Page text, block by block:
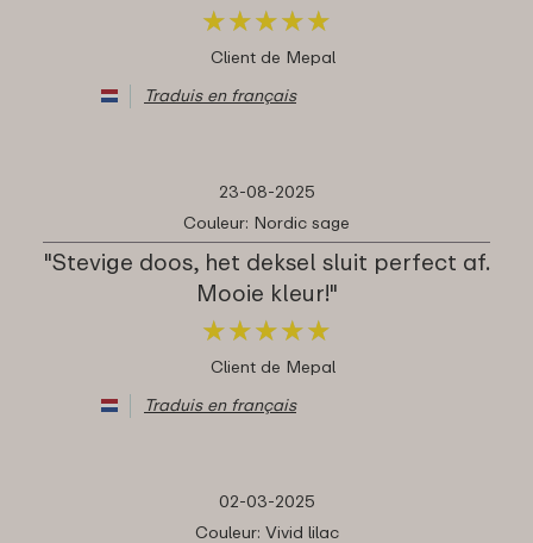
★★★★★
★★★★★
Client de Mepal
Traduis en français
23-08-2025
Couleur: Nordic sage
"Stevige doos, het deksel sluit perfect af.
Mooie kleur!"
★★★★★
★★★★★
Client de Mepal
Traduis en français
02-03-2025
Couleur: Vivid lilac